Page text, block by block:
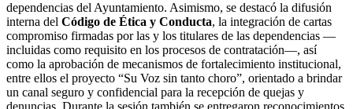
dependencias del Ayuntamiento. Asimismo, se destacó la difusión
interna del Código de Ética y Conducta, la integración de cartas
compromiso firmadas por las y los titulares de las dependencias —
incluidas como requisito en los procesos de contratación—, así
como la aprobación de mecanismos de fortalecimiento institucional,
entre ellos el proyecto “Su Voz sin tanto choro”, orientado a brindar
un canal seguro y confidencial para la recepción de quejas y
denuncias. Durante la sesión también se entregaron reconocimientos